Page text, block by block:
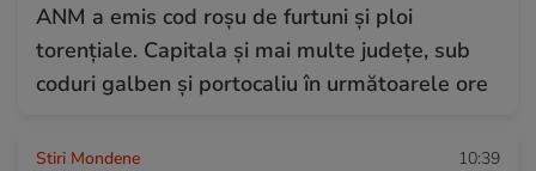
ANM a emis cod roșu de furtuni și ploi
torențiale. Capitala și mai multe județe, sub
coduri galben și portocaliu în următoarele ore
Stiri Mondene 10:39